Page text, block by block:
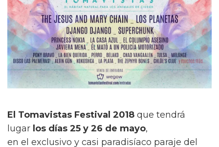
El Tomavistas Festival 2018 que tendrá
lugar los días 25 y 26 de mayo,
en el exclusivo y casi paradisíaco paraje del